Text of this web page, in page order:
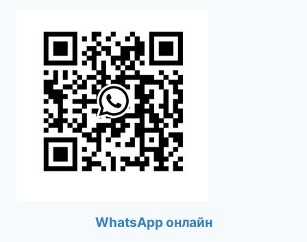
WhatsApp онлайн